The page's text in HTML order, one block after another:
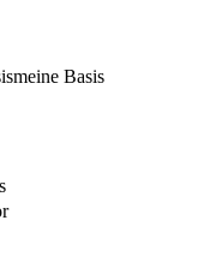
meine Basis